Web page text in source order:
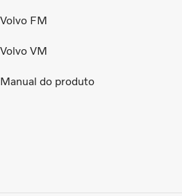
Volvo FM
Volvo VM
Manual do produto